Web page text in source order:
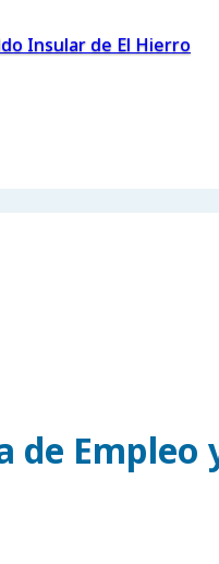
Insular de El Hierro
Empleo